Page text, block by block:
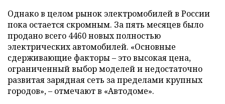
Однако в целом рынок электромобилей в России
пока остается скромным. За пять месяцев было
продано всего 4460 новых полностью
электрических автомобилей. «Основные
сдерживающие факторы – это высокая цена,
ограниченный выбор моделей и недостаточно
развитая зарядная сеть за пределами крупных
городов», – отмечают в «Автодоме».